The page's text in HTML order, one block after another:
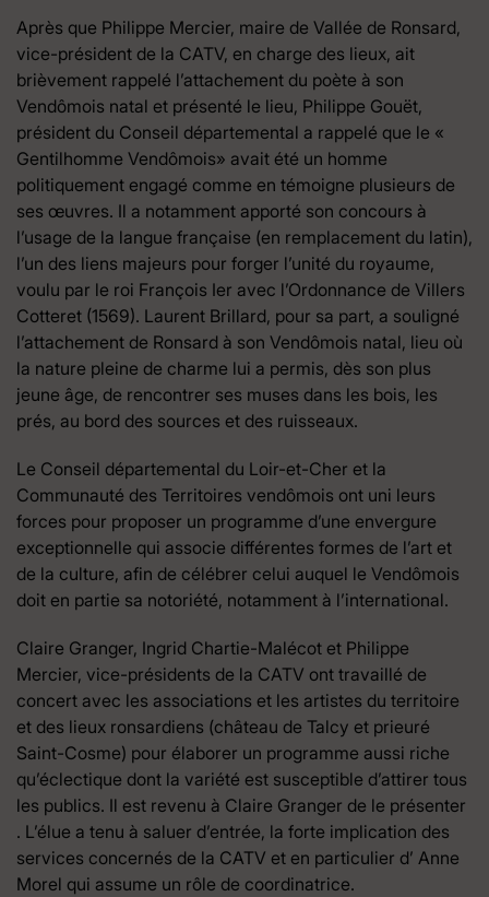
Après que Philippe Mercier, maire de Vallée de Ronsard,
vice-président de la CATV, en charge des lieux, ait
brièvement rappelé l’attachement du poète à son
Vendômois natal et présenté le lieu, Philippe Gouët,
président du Conseil départemental a rappelé que le «
Gentilhomme Vendômois» avait été un homme
politiquement engagé comme en témoigne plusieurs de
ses œuvres. Il a notamment apporté son concours à
l’usage de la langue française (en remplacement du latin),
l’un des liens majeurs pour forger l’unité du royaume,
voulu par le roi François Ier avec l’Ordonnance de Villers
Cotteret (1569). Laurent Brillard, pour sa part, a souligné
l’attachement de Ronsard à son Vendômois natal, lieu où
la nature pleine de charme lui a permis, dès son plus
jeune âge, de rencontrer ses muses dans les bois, les
prés, au bord des sources et des ruisseaux.
Le Conseil départemental du Loir-et-Cher et la
Communauté des Territoires vendômois ont uni leurs
forces pour proposer un programme d’une envergure
exceptionnelle qui associe différentes formes de l’art et
de la culture, afin de célébrer celui auquel le Vendômois
doit en partie sa notoriété, notamment à l’international.
Claire Granger, Ingrid Chartie-Malécot et Philippe
Mercier, vice-présidents de la CATV ont travaillé de
concert avec les associations et les artistes du territoire
et des lieux ronsardiens (château de Talcy et prieuré
Saint-Cosme) pour élaborer un programme aussi riche
qu’éclectique dont la variété est susceptible d’attirer tous
les publics. Il est revenu à Claire Granger de le présenter
. L’élue a tenu à saluer d’entrée, la forte implication des
services concernés de la CATV et en particulier d’ Anne
Morel qui assume un rôle de coordinatrice.